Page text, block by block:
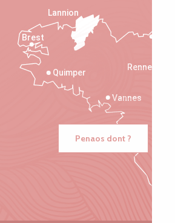
Rennes
Vannes
Quimper
Lannion
Brest
Penaos dont ?